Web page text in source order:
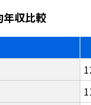
年収比較